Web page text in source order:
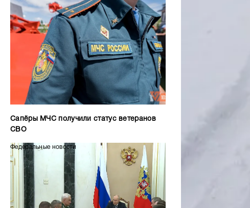
Сапёры МЧС получили статус ветеранов
СВО
Федеральные новости